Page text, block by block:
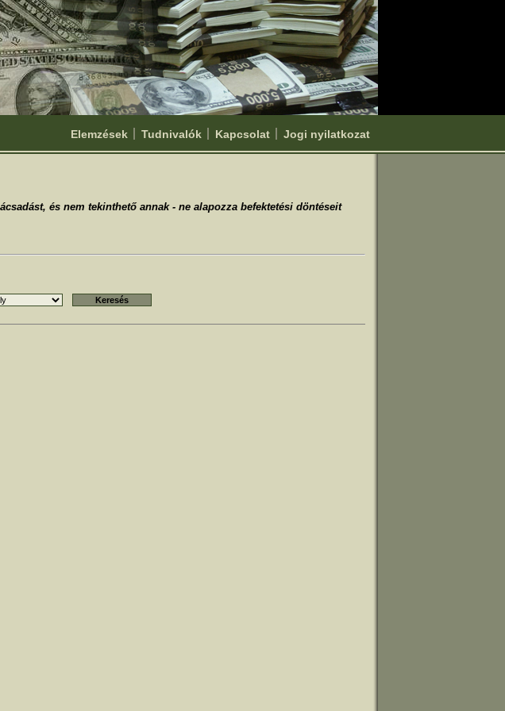
Elemzések Tudnivalók Kapcsolat Jogi nyilatkozat
és nem tekinthető annak - ne alapozza befektetési döntéseit